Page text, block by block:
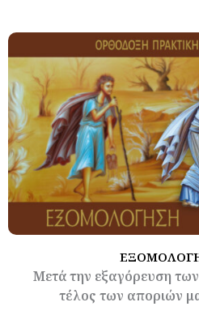
Μετά την εξαγόρευση
τέλος των αποριών